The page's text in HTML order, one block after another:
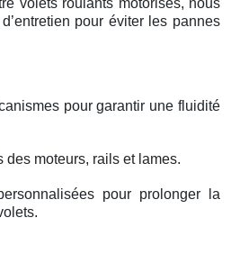
volets roulants motorisés, nous
pour éviter les pannes
pour garantir une fluidité
des moteurs, rails et lames.
pour prolonger la